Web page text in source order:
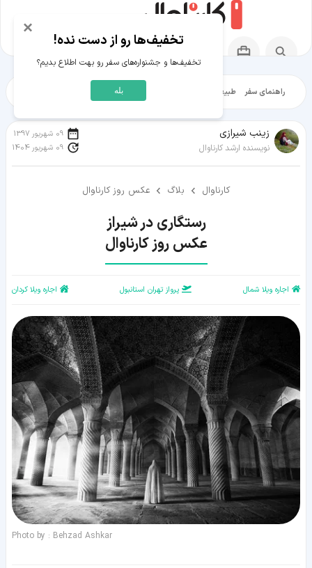
راهنمای سفر طبیعت‌گردی شهرگردی
زينب شيرازی
نویسنده ارشد کارناوال
09 شهریور 1397
09 شهریور 1404
کارناوال بلاگ عکس روز کارناوال
عکس روز کارناوال
اجاره ویلا شمال پرواز تهران استانبول اجاره ویلا کردان
Photo by : Behzad Ashkar
×
تخفیف‌ها رو از دست نده!
تخفیف‌ها و جشنواره‌های سفر رو بهت اطلاع بدیم؟
بله